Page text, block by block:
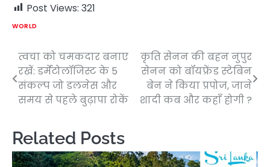
Post Views: 321
WORLD
Post
navigation
त्वचा को चमकदार बनाए
रखें: डर्मेटोलॉजिस्ट के 5
संकल्प जो डलनेस और
समय से पहले बुढ़ापा रोकें
कृति सेनन की बहन नुपुर
सेनन को बॉयफ्रेंड स्टेबिन
बेन ने किया प्रपोज, जाने
शादी कब और कहाँ होगी ?
Related Posts